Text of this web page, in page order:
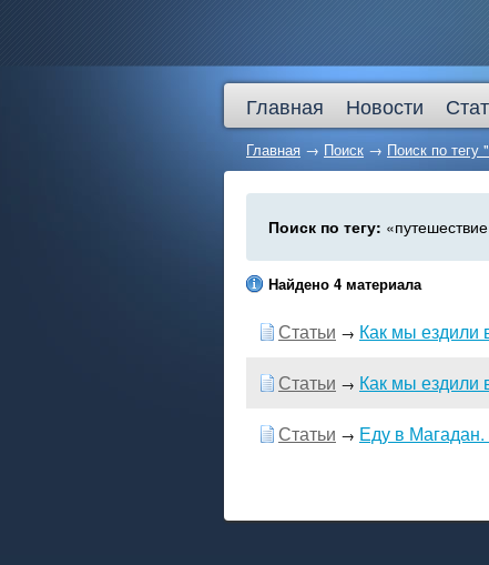
Главная Новости
Главная → Поиск → Поиск по тегу
Поиск по тегу:
Найдено 4 материала
Статьи → Как мы ездили
Статьи → Как мы ездили
Статьи → Еду в Магадан.